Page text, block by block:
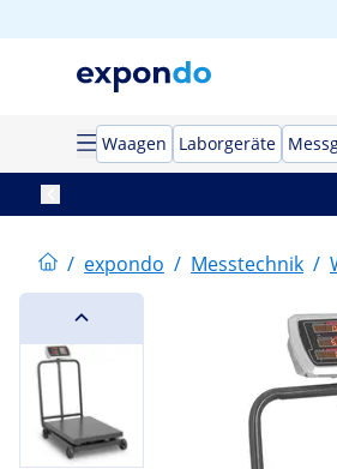
Waagen Laborgeräte
/ expondo / Messtechnik /